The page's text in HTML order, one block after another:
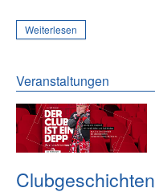
Weiterlesen
Veranstaltungen
Clubgeschichten